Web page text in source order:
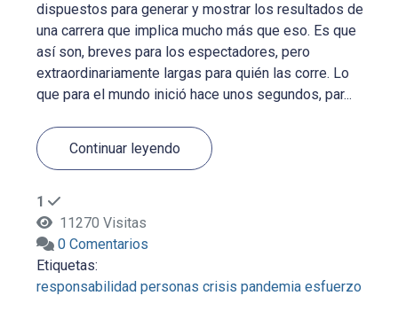
dispuestos para generar y mostrar los resultados de
una carrera que implica mucho más que eso. Es que
así son, breves para los espectadores, pero
extraordinariamente largas para quién las corre. Lo
que para el mundo inició hace unos segundos, par...
Continuar leyendo
1
11270 Visitas
0 Comentarios
Etiquetas:
responsabilidad personas crisis pandemia esfuerzo